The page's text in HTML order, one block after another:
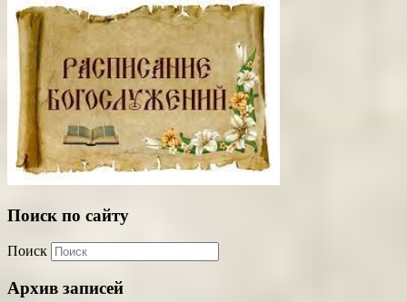
Поиск по сайту
Поиск
Архив записей